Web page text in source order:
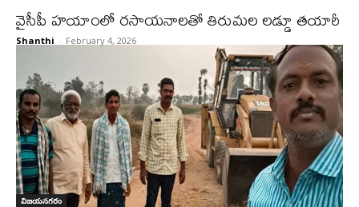
వైసీపీ హయాంలో రసాయనాలతో తిరుమల లడ్డూ తయారీ
Shanthi - February 4, 2026
విజయనగరం